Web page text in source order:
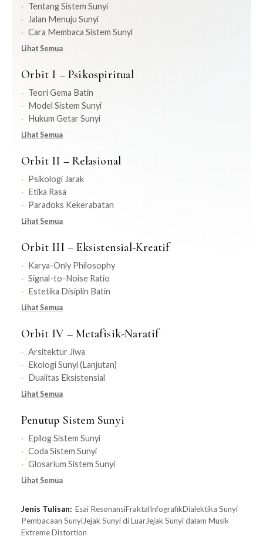
Tentang Sistem Sunyi
Jalan Menuju Sunyi
Cara Membaca Sistem Sunyi
Lihat Semua
Orbit I – Psikospiritual
Teori Gema Batin
Model Sistem Sunyi
Hukum Getar Sunyi
Lihat Semua
Orbit II – Relasional
Psikologi Jarak
Etika Rasa
Paradoks Kekerabatan
Lihat Semua
Orbit III – Eksistensial-Kreatif
Karya-Only Philosophy
Signal-to-Noise Ratio
Estetika Disiplin Batin
Lihat Semua
Orbit IV – Metafisik-Naratif
Arsitektur Jiwa
Ekologi Sunyi (Lanjutan)
Dualitas Eksistensial
Lihat Semua
Penutup Sistem Sunyi
Epilog Sistem Sunyi
Coda Sistem Sunyi
Glosarium Sistem Sunyi
Lihat Semua
Jenis Tulisan: Esai ResonansiFraktalInfografikDialektika Sunyi
Pembacaan SunyiJejak Sunyi di LuarJejak Sunyi dalam Musik
Extreme Distortion